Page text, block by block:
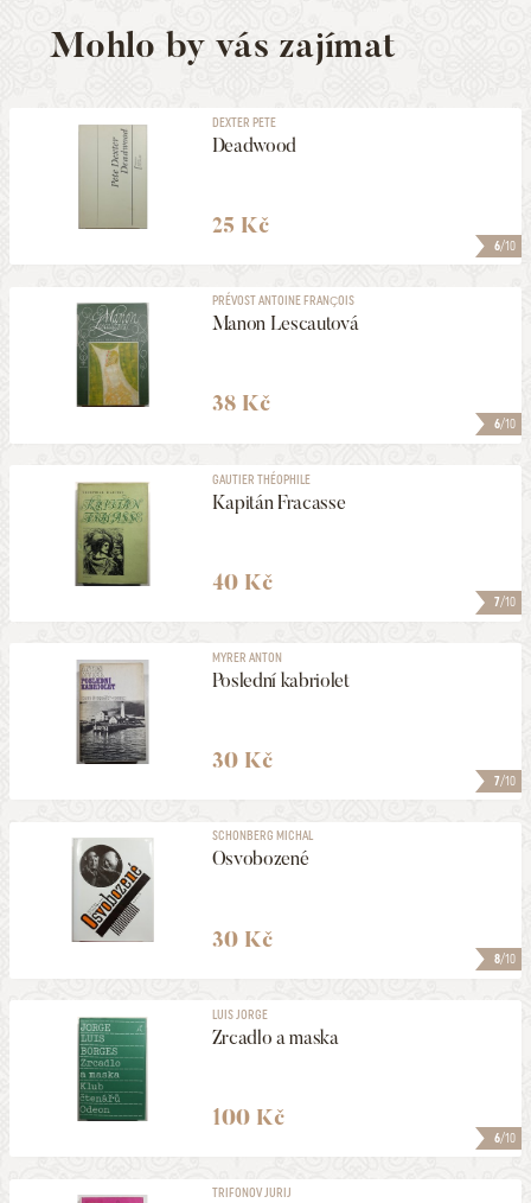
Mohlo by vás zajímat
6/10
DEXTER PETE
Deadwood
25 Kč
6/10
PRÉVOST ANTOINE FRANÇOIS
Manon Lescautová
38 Kč
7/10
GAUTIER THÉOPHILE
Kapitán Fracasse
40 Kč
7/10
MYRER ANTON
Poslední kabriolet
30 Kč
8/10
SCHONBERG MICHAL
Osvobozené
30 Kč
6/10
LUIS JORGE
Zrcadlo a maska
100 Kč
TRIFONOV JURIJ